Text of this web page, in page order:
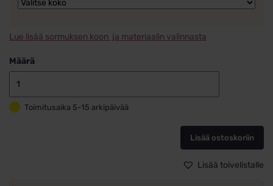
Lue lisää sormuksen koon ja materiaalin valinnasta
Määrä
LYCKA
0.33
Toimitusaika 5-15 arkipäivää
Lisää ostoskoriin
Lisää toivelistalle